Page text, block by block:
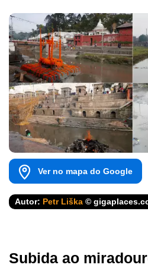
Ver no mapa do Google
Autor: Petr Liška ©
Subida ao